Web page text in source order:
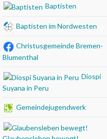
Baptisten
Baptisten im Nordwesten
Christusgemeinde Bremen-
Blumenthal
Diospi
Suyana in Peru
Gemeindejugendwerk